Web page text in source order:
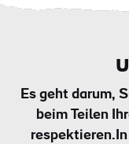
Der Blarney Stone im
Es geht darum,
beim Teilen